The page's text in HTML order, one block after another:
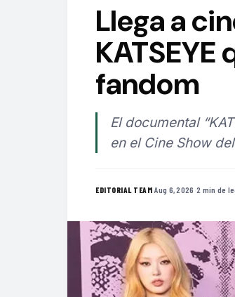
Llega a
fandom
El documental
en el Cine Show
EDITORIAL TEAM·Aug 6, 2026 ·2 min de